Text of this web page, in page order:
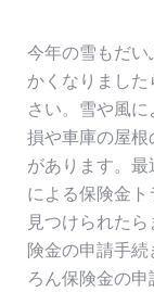
今年の雪もだ
かくなりまし
さい。雪や風
損や車庫の屋
があります。最
による保険金
見つけられた
険金の申請手
ろん保険金の